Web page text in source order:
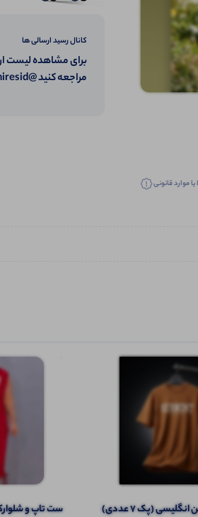
موارد قانونی
کانال رسید ارسالی ها
برای مشاهده لیست
مراجعه کنید @betaniresid
(پک 7 عددی) ست تاپ و شلوارک